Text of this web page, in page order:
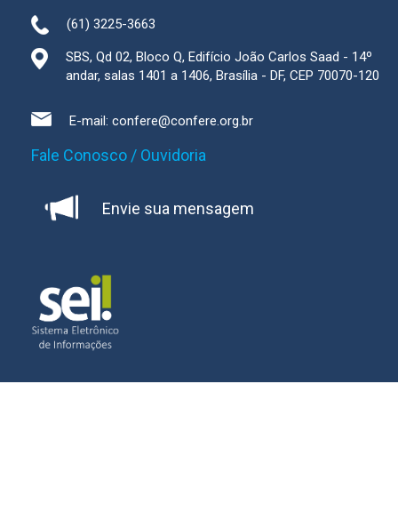
(61) 3225-3663
SBS, Qd 02, Bloco Q, Edifício João Carlos Saad - 14º
andar, salas 1401 a 1406, Brasília - DF, CEP 70070-120
E-mail: confere@confere.org.br
Fale Conosco / Ouvidoria
Envie sua mensagem